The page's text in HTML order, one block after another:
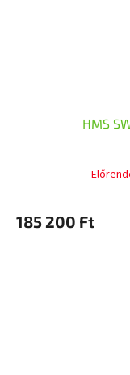
HMS
185 200 Ft